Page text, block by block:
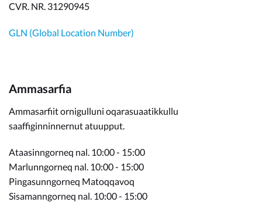
CVR. NR. 31290945
GLN (Global Location Number)
Ammasarfia
Ammasarfiit ornigulluni oqarasuaatikkullu
saaffiginninnernut atuupput.
Ataasinngorneq nal. 10:00 - 15:00
Marlunngorneq nal. 10:00 - 15:00
Pingasunngorneq Matoqqavoq
Sisamanngorneq nal. 10:00 - 15:00